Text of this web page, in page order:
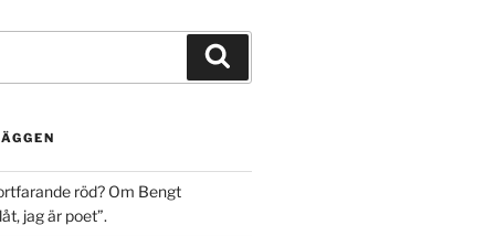
röd? Om Bengt
jag är poet”.